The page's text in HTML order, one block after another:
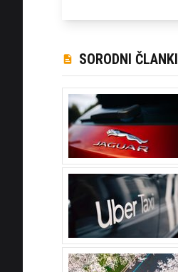
SORODNI ČLANKI